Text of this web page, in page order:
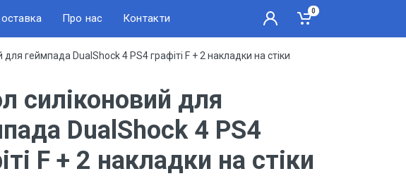
Про нас Контакти
0
для геймпада DualShock 4 PS4 графіті F + 2 накладки на стіки
силіконовий для
DualShock 4 PS4
F + 2 накладки на стіки